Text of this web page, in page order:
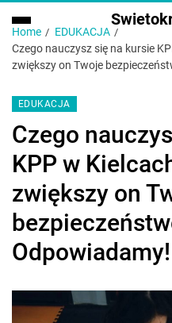
Home
EDUKACJA
Czego nauczysz się na kursie
zwiększy on Twoje
EDUKACJA
Czego
KPP w
zwiększy on
Odpowiadamy!